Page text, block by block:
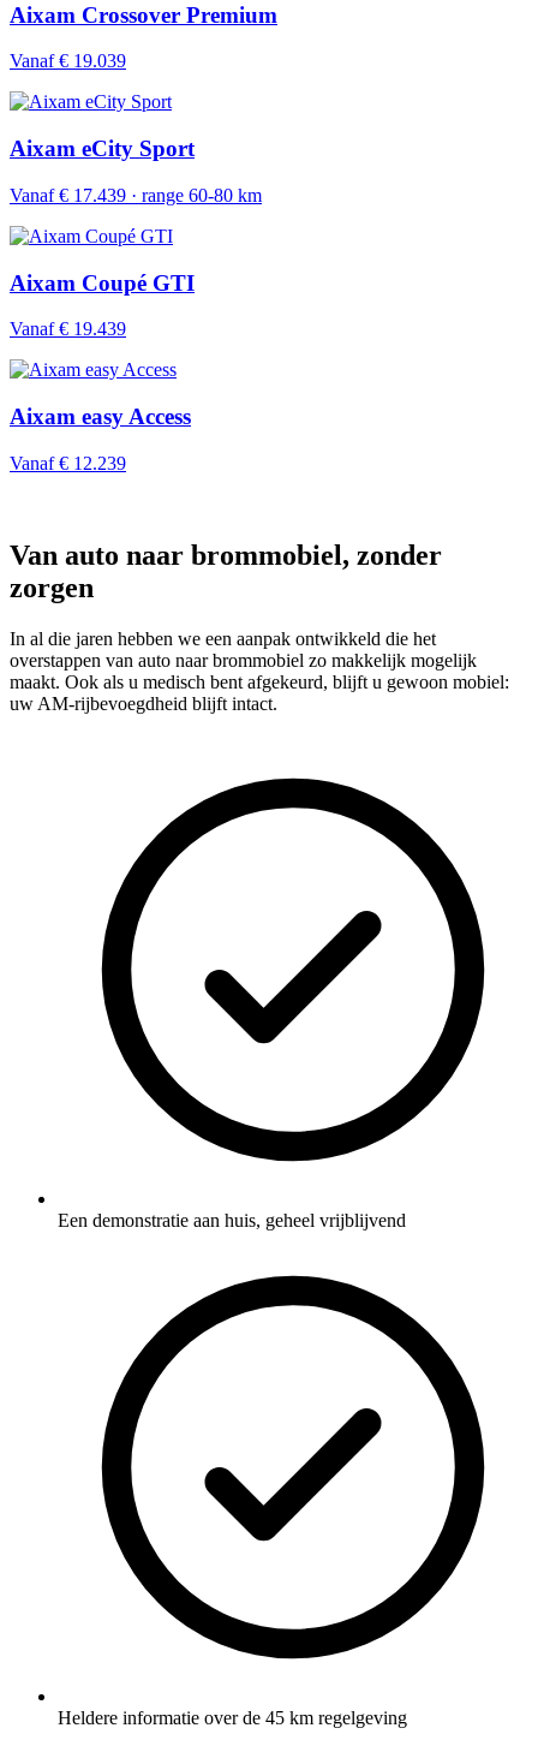
Aixam Crossover Premium
Vanaf € 19.039
Aixam eCity Sport
Vanaf € 17.439 · range 60-80 km
Aixam Coupé GTI
Vanaf € 19.439
Aixam easy Access
Vanaf € 12.239
Van auto naar brommobiel, zonder
zorgen
In al die jaren hebben we een aanpak ontwikkeld die het
overstappen van auto naar brommobiel zo makkelijk mogelijk
maakt. Ook als u medisch bent afgekeurd, blijft u gewoon mobiel:
uw AM-rijbevoegdheid blijft intact.
Een demonstratie aan huis, geheel vrijblijvend
Heldere informatie over de 45 km regelgeving